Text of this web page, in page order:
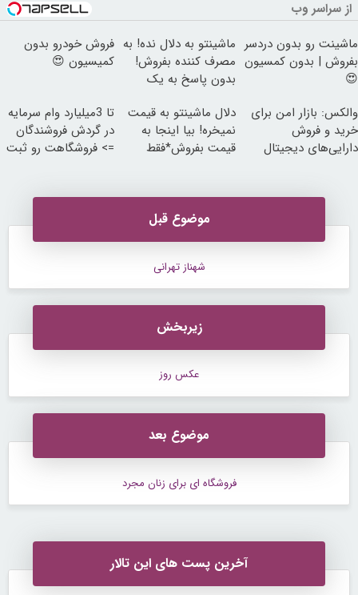
از سراسر وب
ماشینت رو بدون دردسر
بفروش | بدون کمسیون
😍
ماشینتو به دلال نده! به
مصرف کننده بفروش!
بدون پاسخ به یک
فروش خودرو بدون
کمیسیون 😍
والکس: بازار امن برای
خرید و فروش
دارایی‌های دیجیتال
دلال ماشینتو به قیمت
نمیخره! بیا اینجا به
قیمت بفروش*فقط
تا 3میلیارد وام سرمایه
در گردش فروشندگان
=> فروشگاهت رو ثبت
موضوع قبل
شهناز تهرانی
زیربخش
عکس روز
موضوع بعد
فروشگاه ای برای زنان مجرد
آخرین پست های این تالار